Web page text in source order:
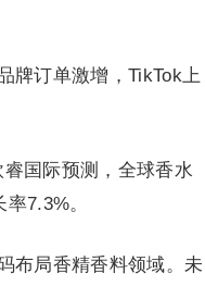
牌订单激增，TikTok上
睿国际预测，全球香水
7.3%。
布局香精香料领域。未